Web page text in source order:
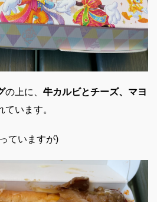
の上に、 牛カルビとチーズ、マヨ
います。
ていますが)